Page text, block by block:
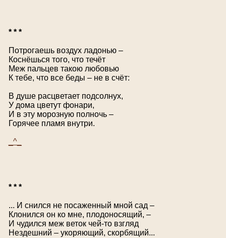
* * *
Потрогаешь воздух ладонью –
Коснёшься того, что течёт
Меж пальцев такою любовью
К тебе, что все беды – не в счёт:
В душе расцветает подсолнух,
У дома цветут фонари,
И в эту морозную полночь –
Горячее пламя внутри.
_^_
* * *
... И снился не посаженный мной сад –
Клонился он ко мне, плодоносящий, –
И чудился меж веток чей-то взгляд
Нездешний – укоряющий, скорбящий...